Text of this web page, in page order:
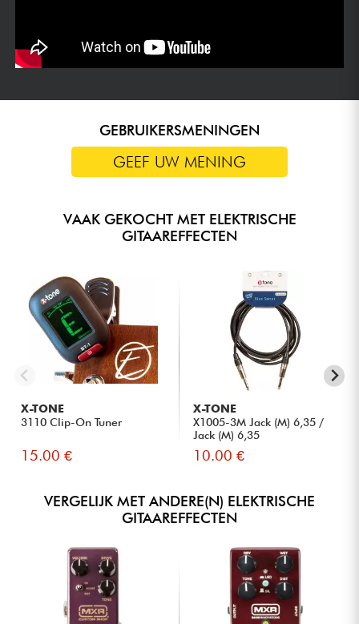
GEBRUIKERSMENINGEN
GEEF UW MENING
VAAK GEKOCHT MET ELEKTRISCHE
GITAAREFFECTEN
X-TONE
3110 Clip-On Tuner
15.00 €
X-TONE
X1005-3M Jack (M) 6,35 /
Jack (M) 6,35
10.00 €
VERGELIJK MET ANDERE(N) ELEKTRISCHE
GITAAREFFECTEN